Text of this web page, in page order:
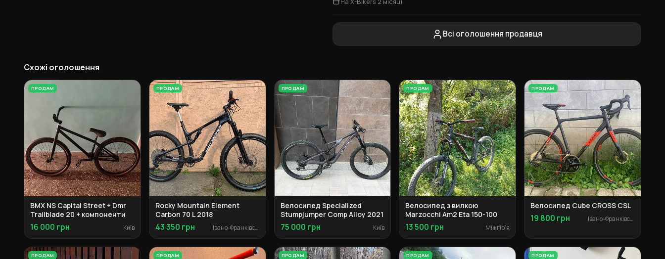
Всі оголошення продавця
Схожі оголошення
ПРОДАМ
BMX NS Capital Street + Dmr
Trailblade 20 + компоненти
16 000 грн Київ
ПРОДАМ
Rocky Mountain Element
Carbon 70 L 2018
43 350 грн Івано-Франківськ
ПРОДАМ
Велосипед Specialized
Stumpjumper Comp Alloy 2021
75 000 грн Київ
ПРОДАМ
Велосипед з вилкою
Marzocchi Am2 Eta 150-100
13 500 грн Міжгір'я
ПРОДАМ
Велосипед Cube CROSS CSL
19 800 грн Івано-Франківськ
ПРОДАМ ПРОДАМ ПРОДАМ ПРОДАМ ПРОДАМ